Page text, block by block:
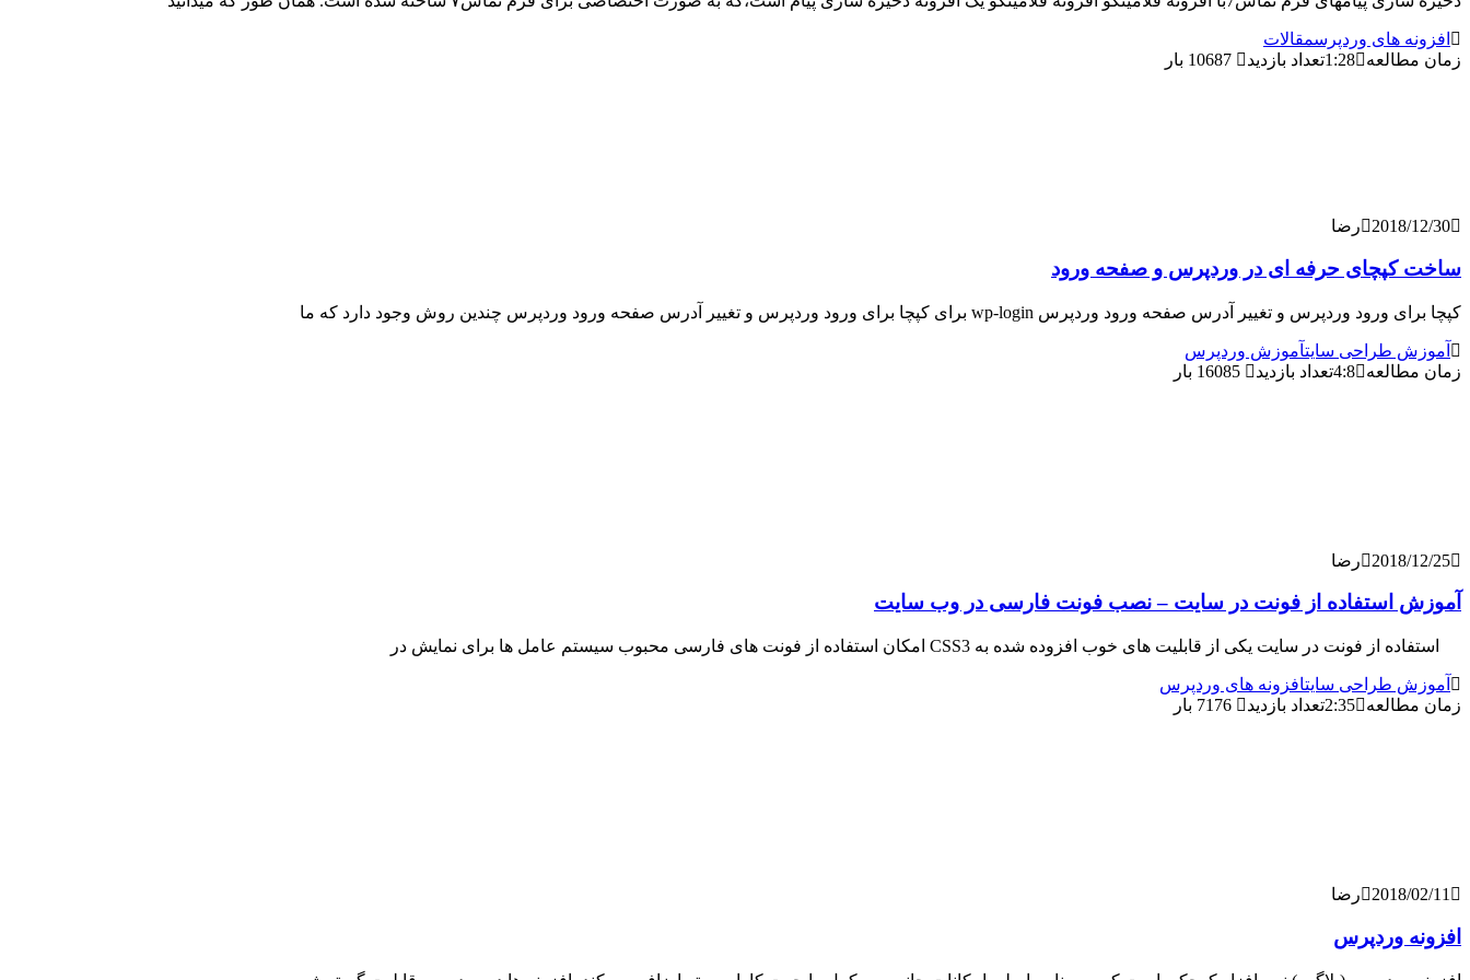
افزونه های وردپرسمقالات
زمان مطالعه
1:28تعداد بازدید
2018/12/30 رضا
ساخت کپچای حرفه ای در وردپرس و صفحه ورود
کپچا برای ورود وردپرس و تغییر آدرس صفحه ورود وردپرس wp-login برای کپچا برای ورود وردپرس و تغییر آدرس صفحه ورود وردپرس چندین روش وجود دارد که ما
آموزش طراحی سایتآموزش وردپرس
زمان مطالعه
4:8تعداد بازدید
2018/12/25 رضا
آموزش استفاده از فونت در سایت – نصب فونت فارسی در وب سایت
استفاده از فونت در سایت یکی از قابلیت های خوب افزوده شده به CSS3 امکان استفاده از فونت های فارسی محبوب سیستم عامل ها برای نمایش در
آموزش طراحی سایتافزونه های وردپرس
زمان مطالعه
2:35تعداد بازدید
2018/02/11 رضا
افزونه وردپرس